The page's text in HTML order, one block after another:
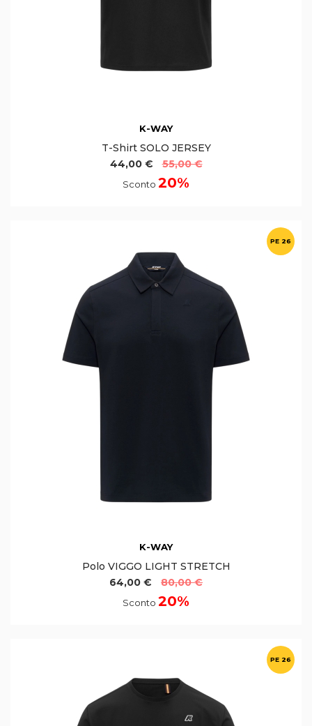
K-WAY
T-Shirt SOLO JERSEY
44,00 €
55,00 €
Sconto 20%
PE 26
K-WAY
Polo VIGGO LIGHT STRETCH
64,00 €
80,00 €
Sconto 20%
PE 26